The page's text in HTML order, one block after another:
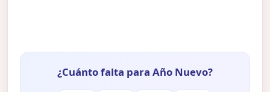
¿Cuánto falta para Año Nuevo?